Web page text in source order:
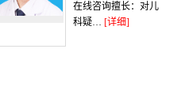
在线咨询擅长：对儿
科疑… [详细]